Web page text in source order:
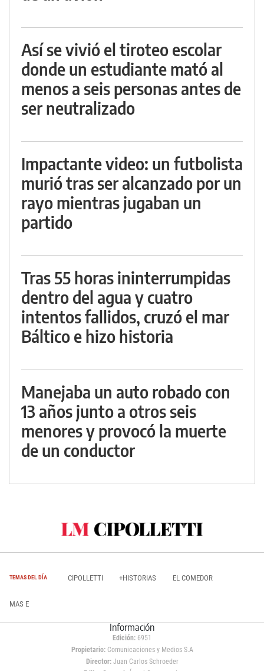
Así se vivió el tiroteo escolar
donde un estudiante mató al
menos a seis personas antes de
ser neutralizado
Impactante video: un futbolista
murió tras ser alcanzado por un
rayo mientras jugaban un
partido
Tras 55 horas ininterrumpidas
dentro del agua y cuatro
intentos fallidos, cruzó el mar
Báltico e hizo historia
Manejaba un auto robado con
13 años junto a otros seis
menores y provocó la muerte
de un conductor
TEMAS DEL DÍA CIPOLLETTI +HISTORIAS EL COMEDOR
MAS E
Información
Edición: 6951
Propietario:Comunicaciones y Medios S.A
Director: Juan Carlos Schroeder